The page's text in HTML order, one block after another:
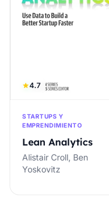
4.7
STARTUPS Y
EMPRENDIMIENTO
Lean Analytics
Alistair Croll, Ben
Yoskovitz